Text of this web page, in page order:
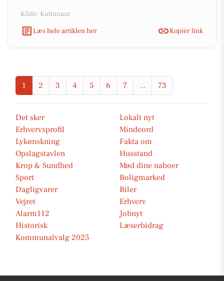
Kilde: Kultunaut
Læs hele artiklen her
Kopiér link
1 2 3 4 5 6 7 ... 73
Det sker
Lokalt nyt
Erhvervsprofil
Mindeord
Lykønskning
Fakta om
Opslagstavlen
Husstand
Krop & Sundhed
Mød dine naboer
Sport
Boligmarked
Dagligvarer
Biler
Vejret
Erhverv
Alarm112
Jobnyt
Historisk
Læserbidrag
Kommunalvalg 2025